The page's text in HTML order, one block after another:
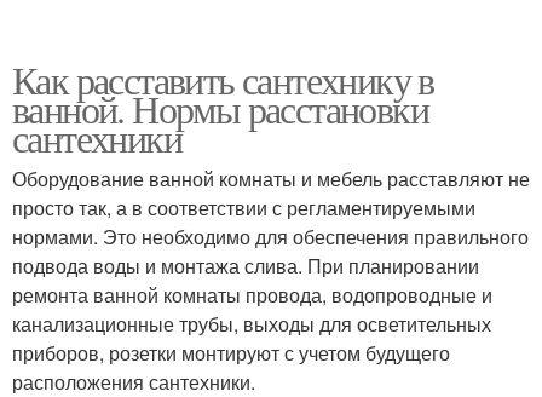
Как расставить сантехнику в
ванной. Нормы расстановки
сантехники
Оборудование ванной комнаты и мебель расставляют не
просто так, а в соответствии с регламентируемыми
нормами. Это необходимо для обеспечения правильного
подвода воды и монтажа слива. При планировании
ремонта ванной комнаты провода, водопроводные и
канализационные трубы, выходы для осветительных
приборов, розетки монтируют с учетом будущего
расположения сантехники.